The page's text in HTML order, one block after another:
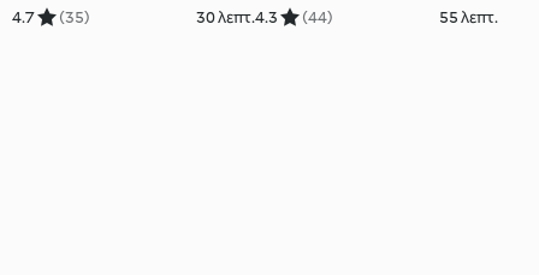
4.7 (35) 30 λεπτ.4.3 (44) 55 λεπτ.